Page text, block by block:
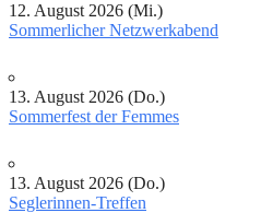
12. August 2026 (Mi.)
Sommerlicher Netzwerkabend
13. August 2026 (Do.)
Sommerfest der Femmes
13. August 2026 (Do.)
Seglerinnen-Treffen